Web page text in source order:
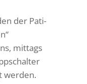
der Pati­
mittags
werden.